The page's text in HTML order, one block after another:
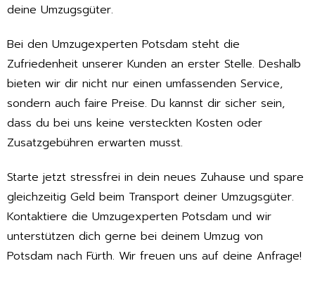
deine Umzugsgüter.
Bei den Umzugexperten Potsdam steht die
Zufriedenheit unserer Kunden an erster Stelle. Deshalb
bieten wir dir nicht nur einen umfassenden Service,
sondern auch faire Preise. Du kannst dir sicher sein,
dass du bei uns keine versteckten Kosten oder
Zusatzgebühren erwarten musst.
Starte jetzt stressfrei in dein neues Zuhause und spare
gleichzeitig Geld beim Transport deiner Umzugsgüter.
Kontaktiere die Umzugexperten Potsdam und wir
unterstützen dich gerne bei deinem Umzug von
Potsdam nach Fürth. Wir freuen uns auf deine Anfrage!